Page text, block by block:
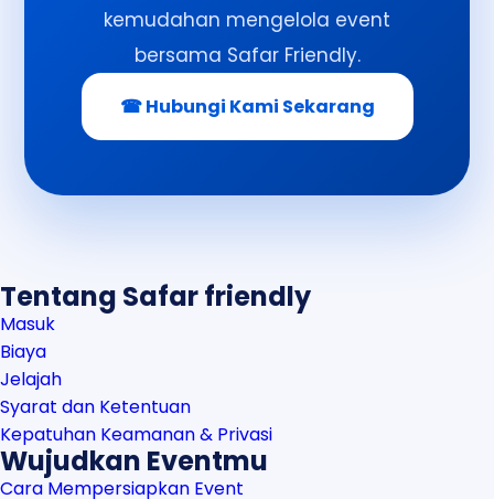
kemudahan mengelola event
bersama Safar Friendly.
☎ Hubungi Kami Sekarang
Tentang Safar friendly
Masuk
Biaya
Jelajah
Syarat dan Ketentuan
Kepatuhan Keamanan & Privasi
Wujudkan Eventmu
Cara Mempersiapkan Event